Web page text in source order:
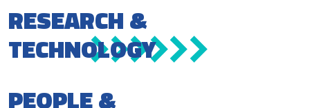
RESEARCH &
TECHNOLOGY
PEOPLE &